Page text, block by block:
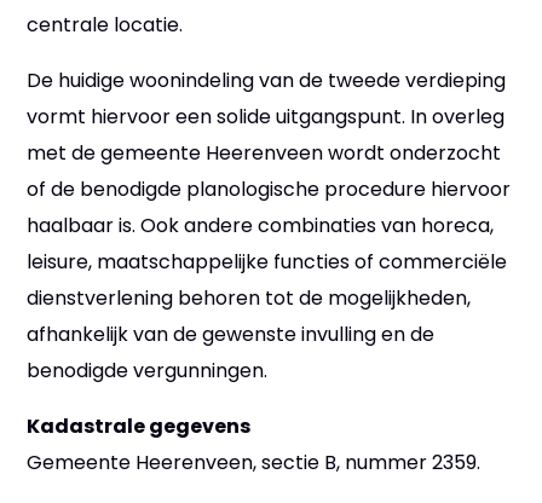
centrale locatie.
De huidige woonindeling van de tweede verdieping
vormt hiervoor een solide uitgangspunt. In overleg
met de gemeente Heerenveen wordt onderzocht
of de benodigde planologische procedure hiervoor
haalbaar is. Ook andere combinaties van horeca,
leisure, maatschappelijke functies of commerciële
dienstverlening behoren tot de mogelijkheden,
afhankelijk van de gewenste invulling en de
benodigde vergunningen.
Kadastrale gegevens
Gemeente Heerenveen, sectie B, nummer 2359.